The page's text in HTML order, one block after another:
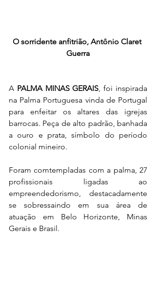
O sorridente anfitrião, Antônio Claret
Guerra
A PALMA MINAS GERAIS, foi inspirada
na Palma Portuguesa vinda de Portugal
para enfeitar os altares das igrejas
barrocas. Peça de alto padrão, banhada
a ouro e prata, símbolo do período
colonial mineiro.
Foram comtempladas com a palma, 27
profissionais ligadas ao
empreendedorismo, destacadamente
se sobressaindo em sua área de
atuação em Belo Horizonte, Minas
Gerais e Brasil.